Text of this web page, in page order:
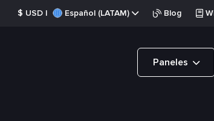
$ USD | Español (LATAM) Blog
Paneles